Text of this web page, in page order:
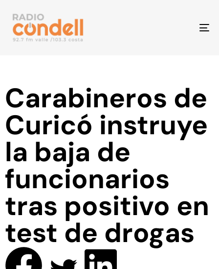
Carabineros de
Curicó instruye
la baja de
funcionarios
tras positivo en
test de drogas